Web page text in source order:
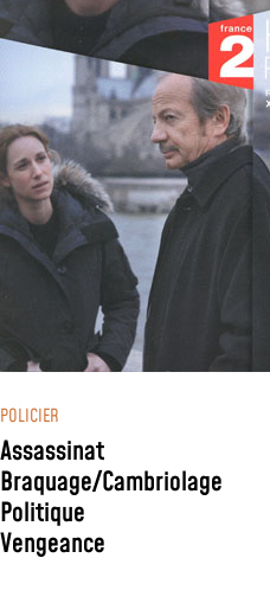
POLICIER
Assassinat
Braquage/Cambriolage
Politique
Vengeance